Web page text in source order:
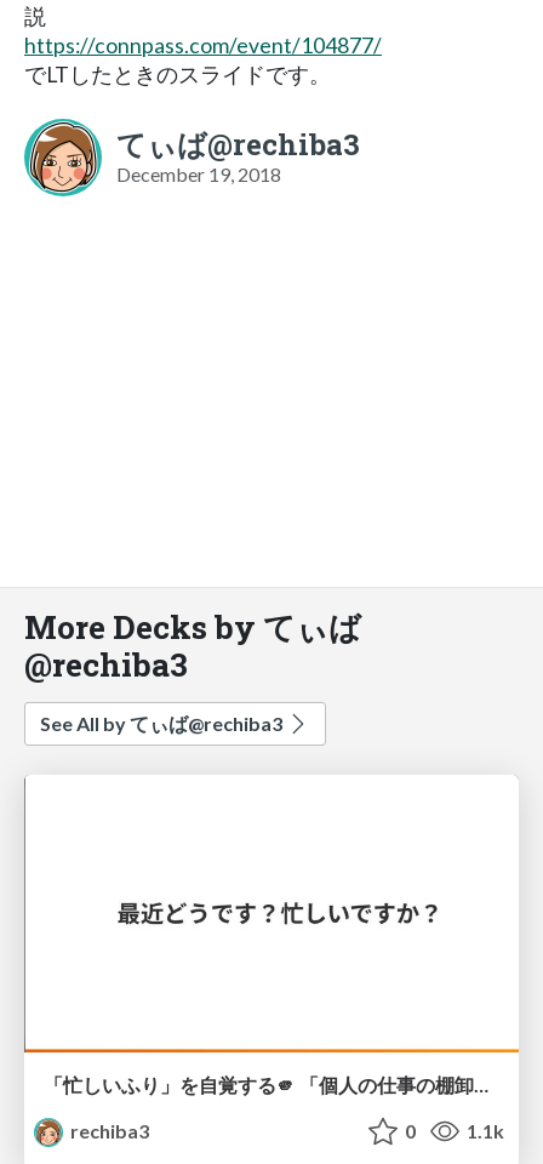
説
https://connpass.com/event/104877/
でLTしたときのスライドです。
てぃば@rechiba3
December 19, 2018
More Decks by てぃば
@rechiba3
See All by てぃば@rechiba3
「忙しいふり」を自覚する🫵 「個人の仕事の棚卸し」をどうやる？
rechiba3
0 1.1k